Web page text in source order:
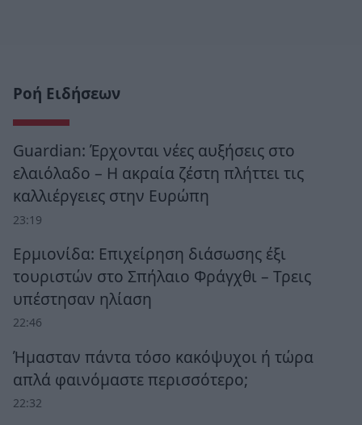
Ροή Ειδήσεων
Guardian: Έρχονται νέες αυξήσεις στο
ελαιόλαδο – Η ακραία ζέστη πλήττει τις
καλλιέργειες στην Ευρώπη
23:19
Ερμιονίδα: Επιχείρηση διάσωσης έξι
τουριστών στο Σπήλαιο Φράγχθι – Τρεις
υπέστησαν ηλίαση
22:46
Ήμασταν πάντα τόσο κακόψυχοι ή τώρα
απλά φαινόμαστε περισσότερο;
22:32